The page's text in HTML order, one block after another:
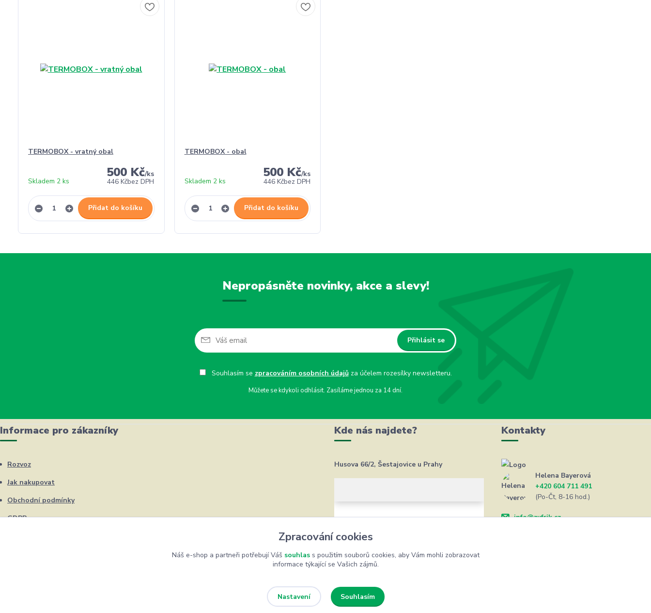
TERMOBOX - vratný obal
500 Kč/ks
446 Kčbez DPH
Skladem 2 ks
Přidat do košíku
TERMOBOX - obal
500 Kč/ks
446 Kčbez DPH
Skladem 2 ks
Přidat do košíku
Nepropásněte novinky, akce a slevy!
Přihlásit se
Souhlasím se zpracováním osobních údajůza účelem rozesílky newsletteru.
Můžete se kdykoli odhlásit. Zasíláme jednou za 14 dní.
Informace pro zákazníky
Rozvoz
Jak nakupovat
Obchodní podmínky
GDPR
Kde nás najdete?
Husova 66/2, Šestajovice u Prahy
Kontakty
Helena Bayerová
+420 604 711 491
(Po-Čt, 8-16 hod.)
info@zufrik.cz
Zpracování cookies
Náš e-shop a partneři potřebují Váš souhlass použitím souborů cookies, aby Vám mohli zobrazovat
informace týkající se Vašich zájmů.
Nastavení Souhlasím